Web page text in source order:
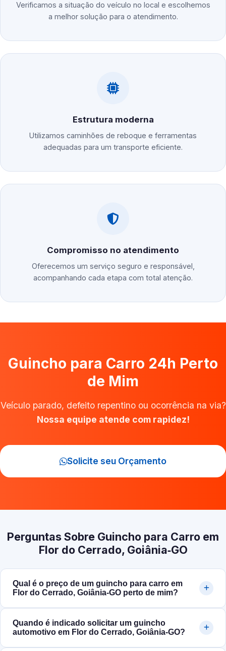
Verificamos a situação do veículo no local e escolhemos
a melhor solução para o atendimento.
Estrutura moderna
Utilizamos caminhões de reboque e ferramentas
adequadas para um transporte eficiente.
Compromisso no atendimento
Oferecemos um serviço seguro e responsável,
acompanhando cada etapa com total atenção.
Guincho para Carro 24h Perto
de Mim
Veículo parado, defeito repentino ou ocorrência na via?
Nossa equipe atende com rapidez!
Solicite seu Orçamento
Perguntas Sobre Guincho para Carro em
Flor do Cerrado, Goiânia‑GO
Qual é o preço de um guincho para carro em
Flor do Cerrado, Goiânia‑GO perto de mim?
Quando é indicado solicitar um guincho
automotivo em Flor do Cerrado, Goiânia‑GO?